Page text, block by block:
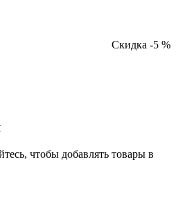
Скидка -5 %
чтобы добавлять товары в